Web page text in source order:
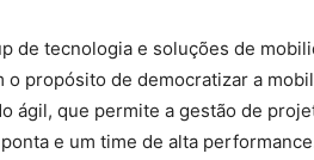
de tecnologia e soluções de
propósito de democratizar a
ágil, que permite a gestão de
e um time de alta